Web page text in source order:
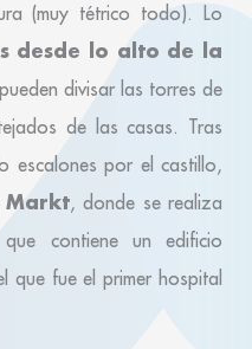
(muy tétrico todo). Lo
desde lo alto de la
divisar las torres de
de las casas. Tras
escalones por el castillo,
Markt, donde se realiza
contiene un edificio
que fue el primer hospital